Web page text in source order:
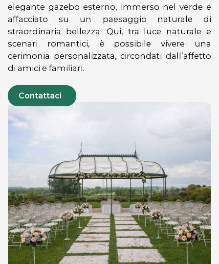
elegante gazebo esterno, immerso nel verde e
affacciato su un paesaggio naturale di
straordinaria bellezza. Qui, tra luce naturale e
scenari romantici, è possibile vivere una
cerimonia personalizzata, circondati dall’affetto
di amici e familiari.
Contattaci